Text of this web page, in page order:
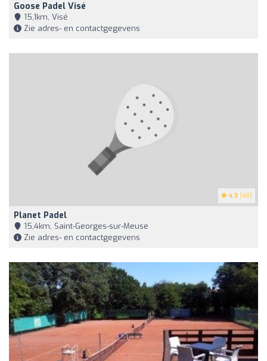
Goose Padel Visé
15,1km, Visé
Zie adres- en contactgegevens
4.3 (48)
Planet Padel
15,4km, Saint-Georges-sur-Meuse
Zie adres- en contactgegevens